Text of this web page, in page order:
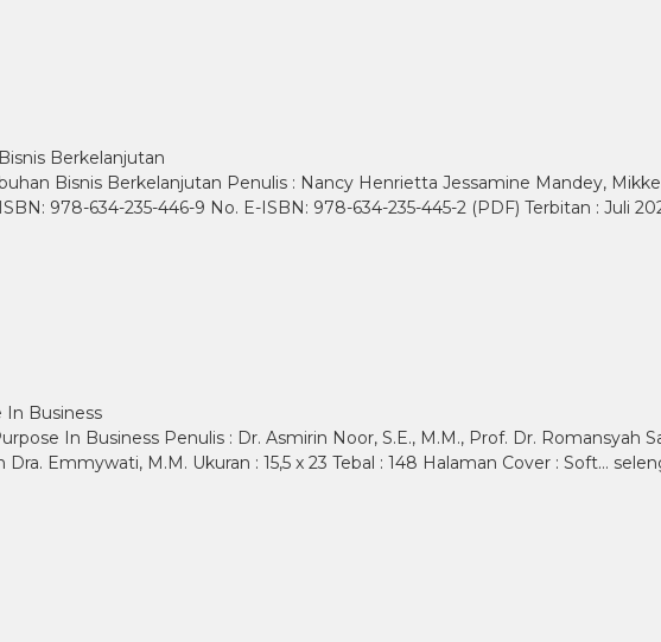
Berkelanjutan
Bisnis Berkelanjutan Penulis : Nancy Henrietta Jessamine Mandey,
978-634-235-446-9 No. E-ISBN: 978-634-235-445-2 (PDF) Terbitan : Juli
In Business
In Business Penulis : Dr. Asmirin Noor, S.E., M.M., Prof. Dr. Romansyah
Emmywati, M.M. Ukuran : 15,5 x 23 Tebal : 148 Halaman Cover : Soft…